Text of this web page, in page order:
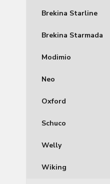
Brekina Starline
Brekina Starmada
Modimio
Neo
Oxford
Schuco
Welly
Wiking